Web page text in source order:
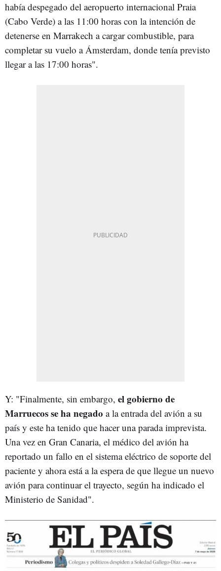
había despegado del aeropuerto internacional Praia
(Cabo Verde) a las 11:00 horas con la intención de
detenerse en Marrakech a cargar combustible, para
completar su vuelo a Ámsterdam, donde tenía previsto
llegar a las 17:00 horas".
Y: "Finalmente, sin embargo, el gobierno de
Marruecos se ha negado a la entrada del avión a su
país y este ha tenido que hacer una parada imprevista.
Una vez en Gran Canaria, el médico del avión ha
reportado un fallo en el sistema eléctrico de soporte del
paciente y ahora está a la espera de que llegue un nuevo
avión para continuar el trayecto, según ha indicado el
Ministerio de Sanidad".